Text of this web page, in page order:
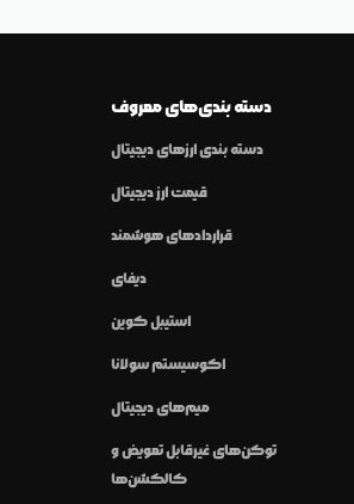
دسته بندی‌های معروف
دسته بندی ارزهای دیجیتال
قیمت ارز دیجیتال
قراردادهای هوشمند
دیفای
استیبل کوین
اکوسیستم سولانا
میم‌های دیجیتال
توکن‌های غیرقابل تعویض و
کالکشن‌ها